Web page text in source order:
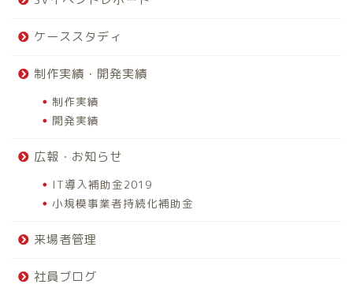
ケーススタディ
制作実績・開発実績
制作実績
開発実績
広報・お知らせ
IT導入補助金2019
小規模事業者持続化補助金
来場者管理
社員ブログ